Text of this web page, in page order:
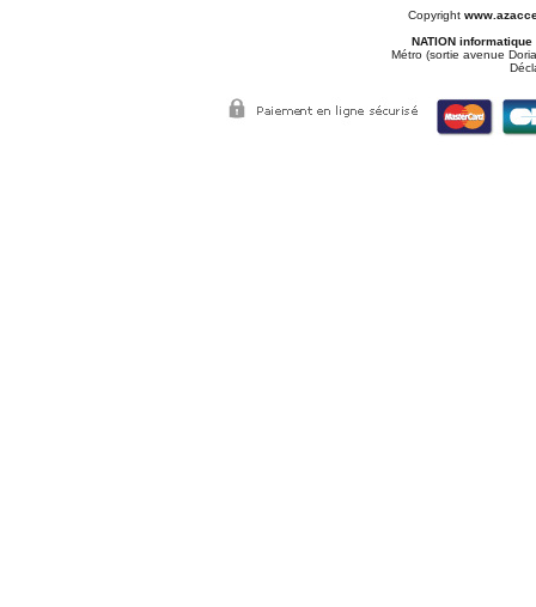
Copyright
NATION informatique
Métro (sortie avenue